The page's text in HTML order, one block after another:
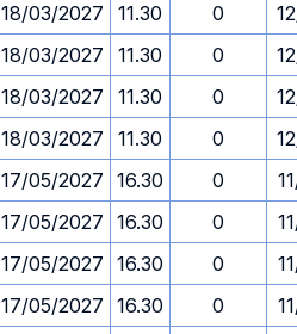
18/03/2027 11.30 0
18/03/2027 11.30 0
18/03/2027 11.30 0
18/03/2027 11.30 0
17/05/2027 16.30 0
17/05/2027 16.30 0
17/05/2027 16.30 0
17/05/2027 16.30 0